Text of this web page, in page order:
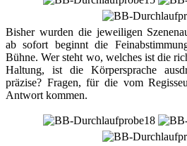
Bisher wurden die jeweiligen
ab sofort beginnt die
Bühne. Wer steht wo, welches ist die
Haltung, ist die Körpersprache
präzise? Fragen, für die vom
Antwort kommen.